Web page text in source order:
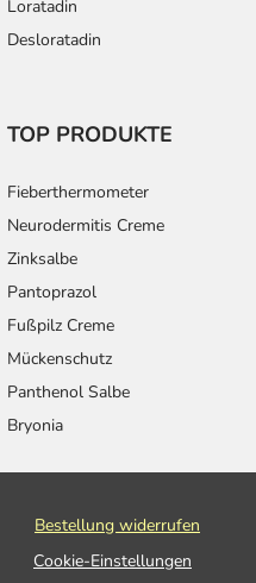
Loratadin
Desloratadin
TOP PRODUKTE
Fieberthermometer
Neurodermitis Creme
Zinksalbe
Pantoprazol
Fußpilz Creme
Mückenschutz
Panthenol Salbe
Bryonia
Bestellung widerrufen
Cookie-Einstellungen